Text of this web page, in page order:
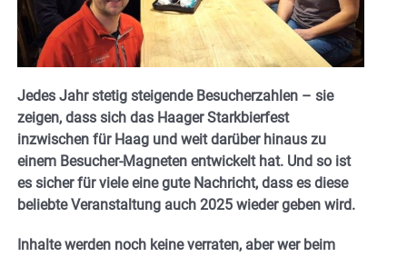
Jedes Jahr stetig steigende Besucherzahlen – sie
zeigen, dass sich das Haager Starkbierfest
inzwischen für Haag und weit darüber hinaus zu
einem Besucher-Magneten entwickelt hat. Und so ist
es sicher für viele eine gute Nachricht, dass es diese
beliebte Veranstaltung auch 2025 wieder geben wird.
Inhalte werden noch keine verraten, aber wer beim